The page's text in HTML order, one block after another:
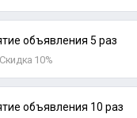
объявления 5 раз
10%
объявления 10 раз